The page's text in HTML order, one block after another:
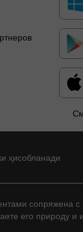
ҳисобланади
сопряжена
его природу и